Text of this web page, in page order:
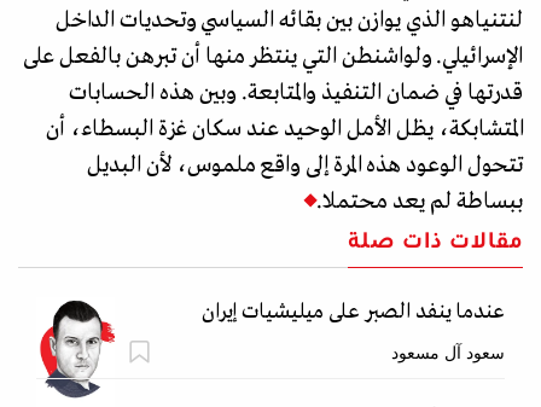
لنتنياهو الذي يوازن بين بقائه السياسي وتحديات الداخل
الإسرائيلي. ولواشنطن التي ينتظر منها أن تبرهن بالفعل على
قدرتها في ضمان التنفيذ والمتابعة. وبين هذه الحسابات
المتشابكة، يظل الأمل الوحيد عند سكان غزة البسطاء، أن
تتحول الوعود هذه المرة إلى واقع ملموس، لأن البديل
ببساطة لم يعد محتملا.
مقالات ذات صلة
عندما ينفد الصبر على ميليشيات إيران
سعود آل مسعود